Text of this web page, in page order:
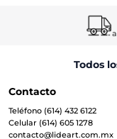
Todos
Contacto
Teléfono (614) 432 6122
Celular (614) 605 1278
contacto@lideart.com.mx